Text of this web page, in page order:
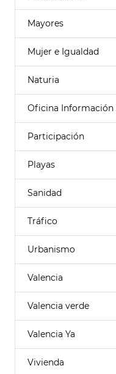
Mayores
Mujer e Igualdad
Naturia
Oficina Información
Participación
Playas
Sanidad
Tráfico
Urbanismo
Valencia
Valencia verde
Valencia Ya
Vivienda